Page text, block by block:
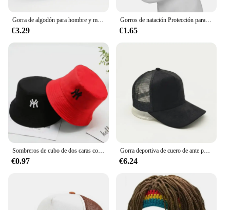
Gorra de algodón para hombre y mujer, Gorro deportivo Unisex, color negro, personalizado, venta al por mayor
€3.29
Gorros de natación Protección para los oídos Gorro de natación de silicona completo, universal, orejeras de natación
€1.65
Sombreros de cubo de dos caras con personalidad bordada de letras Unisex, gorras de pescadores, gorra informal para exteriores, sombrero protector solar
€0.97
Gorra deportiva de cuero de ante para mujer, gorro de béisbol de malla transpirable con logotipo personalizado, diy, para adultos
€6.24